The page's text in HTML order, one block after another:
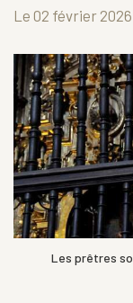
Le 02 février 2026
Les prêtres